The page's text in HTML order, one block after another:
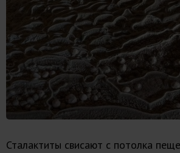
Сталактиты свисают с потолка